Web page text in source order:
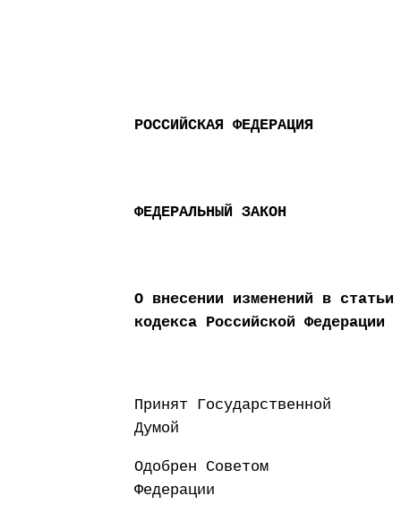
РОССИЙСКАЯ ФЕДЕРАЦИЯ
ФЕДЕРАЛЬНЫЙ ЗАКОН
О внесении изменений в
кодекса Российской Федерации
Принят Государственной
Думой 18
Одобрен Советом
Федерации 26